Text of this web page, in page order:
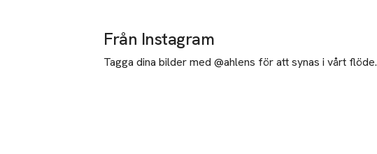
Från Instagram
Tagga dina bilder med @ahlens för att synas i vårt flöde.